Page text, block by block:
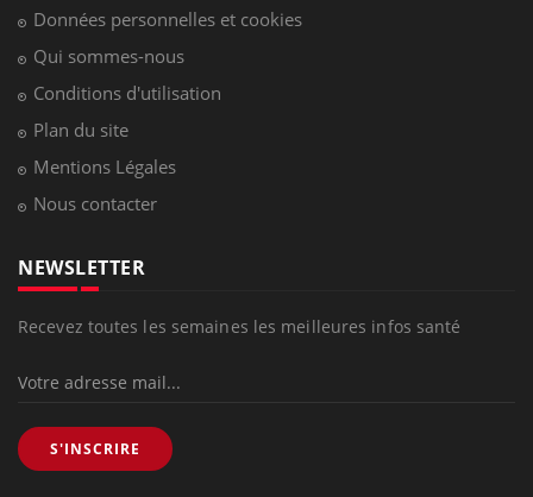
Données personnelles et cookies
Qui sommes-nous
Conditions d'utilisation
Plan du site
Mentions Légales
Nous contacter
NEWSLETTER
Recevez toutes les semaines les meilleures infos santé
S'INSCRIRE